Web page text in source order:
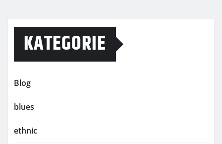
KATEGORIE
Blog
blues
ethnic